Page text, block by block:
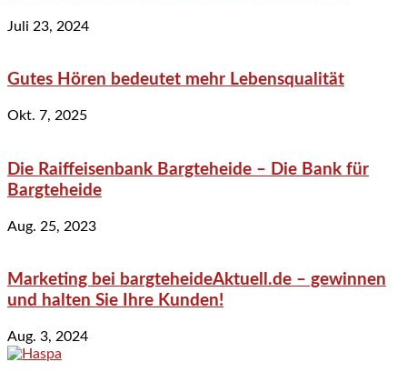
Juli 23, 2024
Gutes Hören bedeutet mehr Lebensqualität
Okt. 7, 2025
Die Raiffeisenbank Bargteheide – Die Bank für
Bargteheide
Aug. 25, 2023
Marketing bei bargteheideAktuell.de – gewinnen
und halten Sie Ihre Kunden!
Aug. 3, 2024